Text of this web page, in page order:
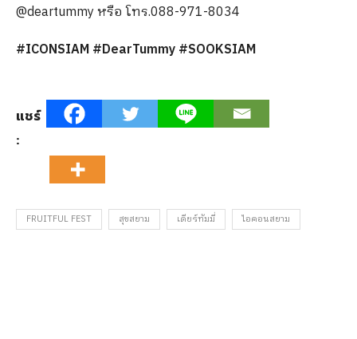
@deartummy หรือ โทร.088-971-8034
#ICONSIAM #DearTummy #SOOKSIAM
แชร์
:
FRUITFUL FEST สุขสยาม เดียร์ทัมมี่ ไอคอนสยาม